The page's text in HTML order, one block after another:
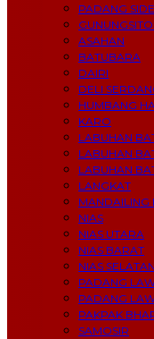
PADANG
ASAHAN
BATUBARA
DAIRI
DELI
HUMBANG
KARO
LABUHAN
LABUHAN
LABUHAN
LANGKAT
MANDAILING
NIAS
NIAS UTARA
NIAS BARAT
NIAS SELATAN
PADANG
PADANG
PAKPAK
SAMOSIR